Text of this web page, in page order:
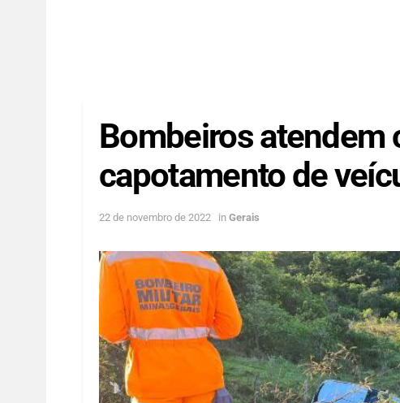
Bombeiros atendem
capotamento de
22 de novembro de 2022 in Gerais